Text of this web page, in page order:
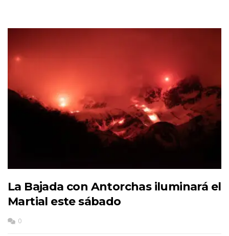
La Bajada con Antorchas iluminará el
Martial este sábado
0